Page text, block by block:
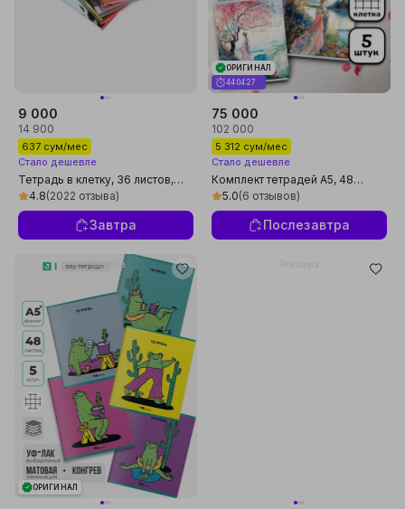
9 000
14 900
637 сум/мес
Стало дешевле
Тетрадь в клетку, 36 листов,
жёлтая листовка, 5 шт
4.8(2022 отзыва)
Завтра
ОРИГИНАЛ
44:04:26
75 000
102 000
5 312 сум/мес
Стало дешевле
Комплект тетрадей А5, 48
листов, 5 шт, в клетку, для
девочек
5.0(6 отзывов)
Послезавтра
Реклама
ОРИГИНАЛ